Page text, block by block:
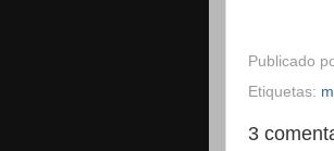
Publicado
Etiquetas:
3